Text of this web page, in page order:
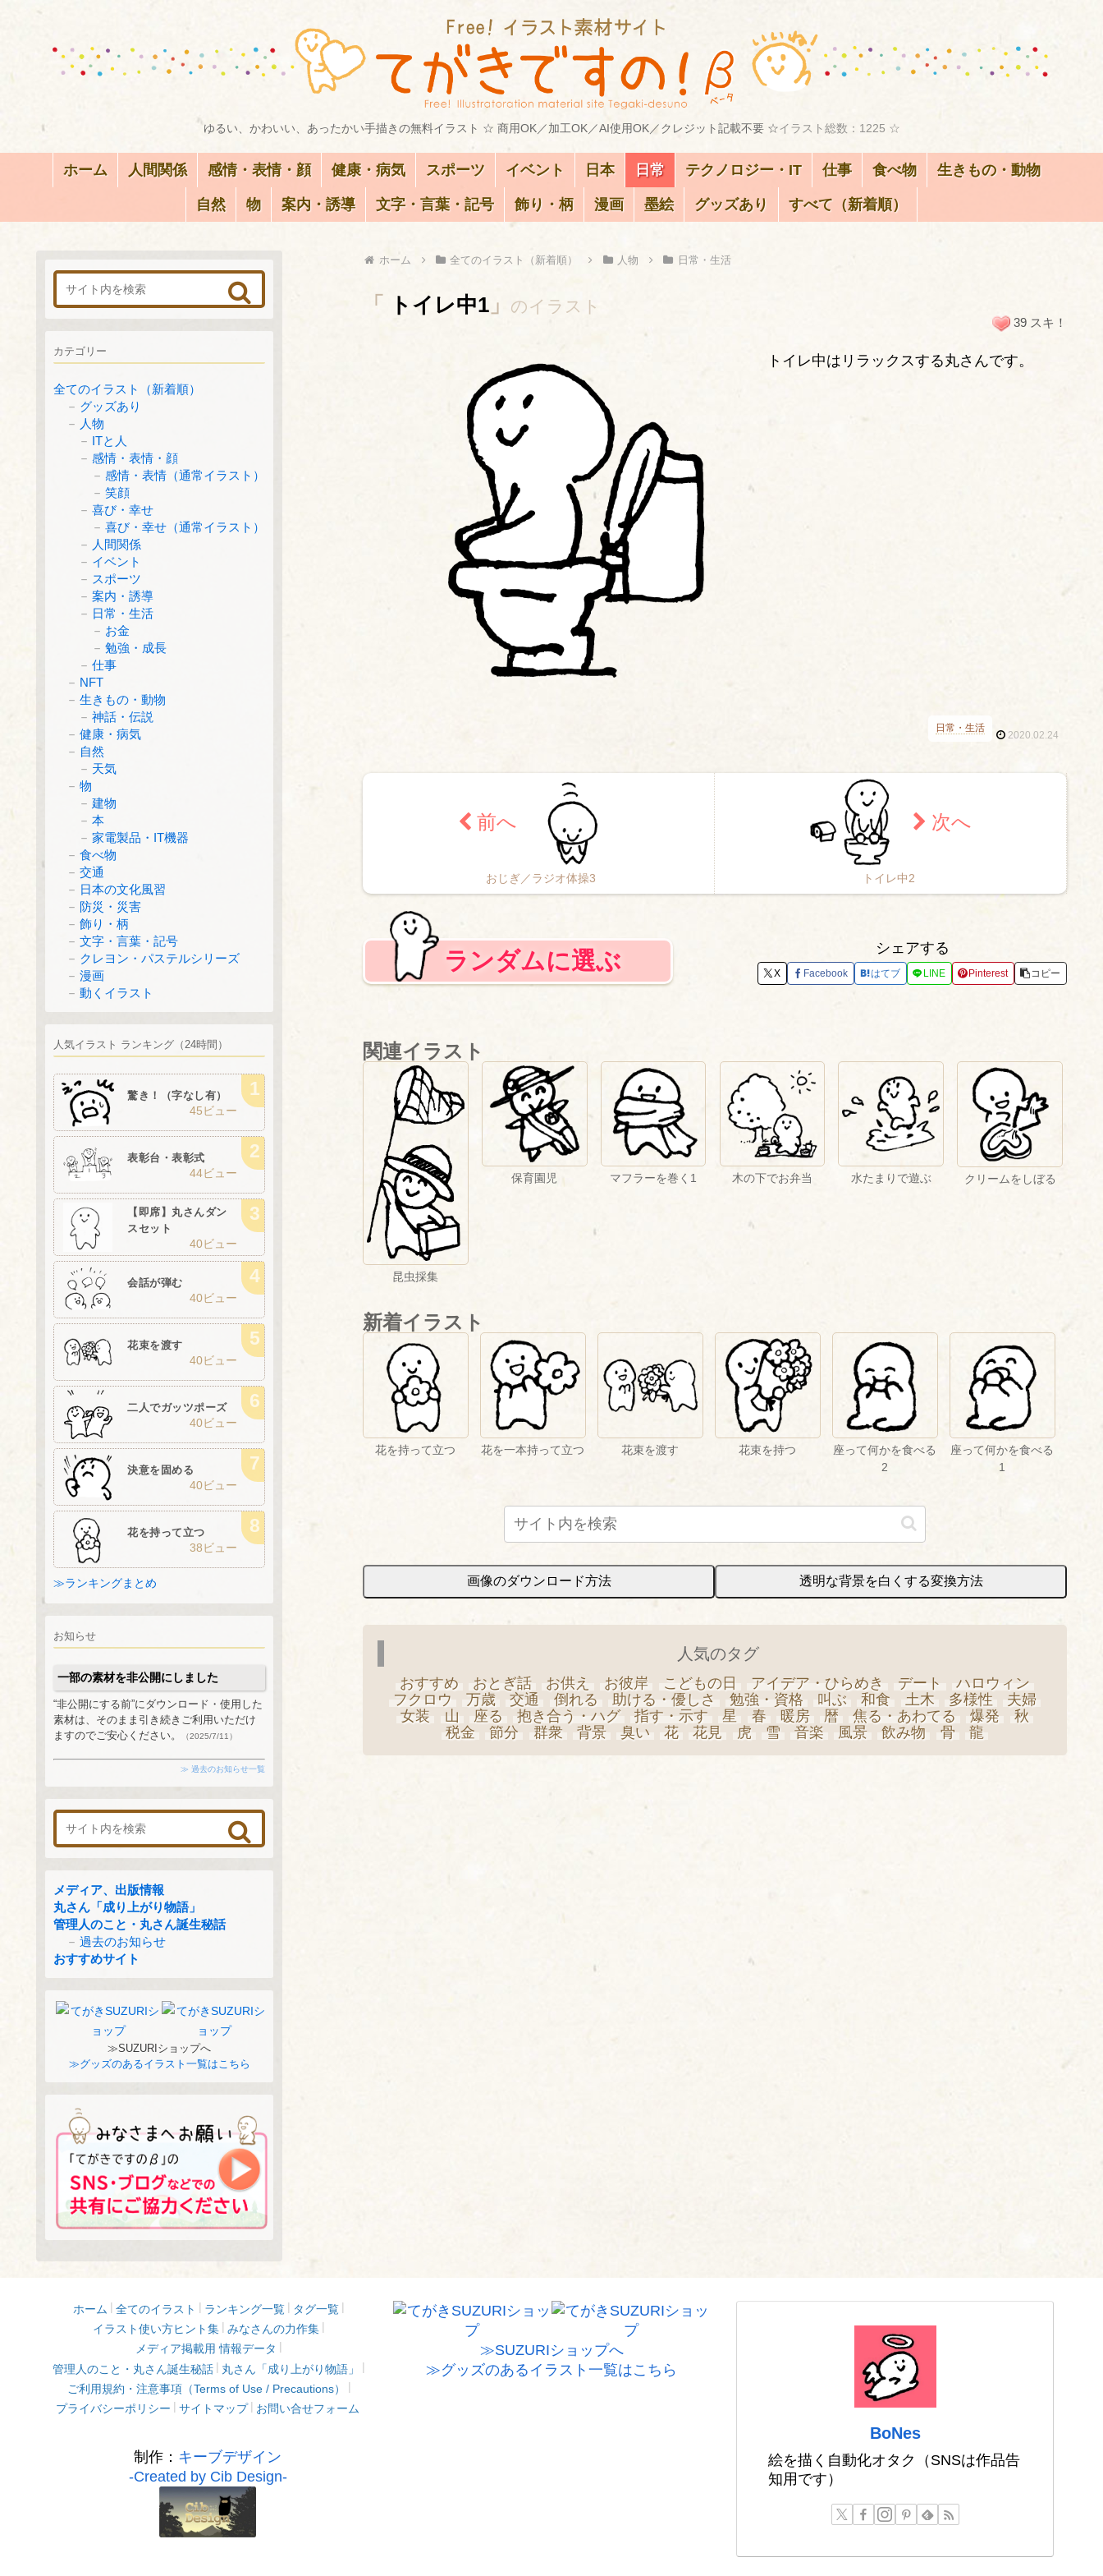
ゆるい、かわいい、あったかい手描きの無料イラスト ☆ 商用OK／加工OK／AI使用OK／クレジット記載不要 ☆イラスト総数：1225 ☆
ホーム 人間関係 感情・表情・顔 健康・病気 スポーツ イベント 日本 日常 テクノロジー・IT 仕事 食べ物 生きもの・動物
自然 物 案内・誘導 文字・言葉・記号 飾り・柄 漫画 墨絵 グッズあり すべて（新着順）
ホーム 全てのイラスト（新着順） 人物 日常・生活
「 トイレ中1 」 のイラスト
トイレ中はリラックスする丸さんです。
日常・生活
2020.02.24
39 スキ！
おじぎ／ラジオ体操3 トイレ中2
ランダムに選ぶ シェアする
X Facebook はてブ LINE Pinterest コピー
関連イラスト
昆虫採集
保育園児 マフラーを巻く1 木の下でお弁当 水たまりで遊ぶ クリームをしぼる
新着イラスト
花を持って立つ 花を一本持って立つ 花束を渡す 花束を持つ
座って何かを食べる
2
座って何かを食べる
1
画像のダウンロード方法 透明な背景を白くする変換方法
人気のタグ
おすすめ おとぎ話 お供え お彼岸 こどもの日 アイデア・ひらめき デート
ハロウィン
フクロウ
万歳 交通 倒れる 助ける・優しさ 勉強・資格 叫ぶ 和食 土木 多様性
夫婦
女装
山 座る 抱き合う・ハグ 指す・示す 星 春 暖房 暦 焦る・あわてる 爆発
秋
税金
節分 群衆 背景 臭い 花 花見 虎 雪 音楽 風景 飲み物 骨 龍
カテゴリー
全てのイラスト（新着順）
グッズあり
人物
ITと人
感情・表情・顔
感情・表情（通常イラスト）
笑顔
喜び・幸せ
喜び・幸せ（通常イラスト）
人間関係
イベント
スポーツ
案内・誘導
日常・生活
お金
勉強・成長
仕事
NFT
生きもの・動物
神話・伝説
健康・病気
自然
天気
物
建物
本
家電製品・IT機器
食べ物
交通
日本の文化風習
防災・災害
飾り・柄
文字・言葉・記号
クレヨン・パステルシリーズ
漫画
動くイラスト
人気イラスト ランキング（24時間）
驚き！（字なし有）
45ビュー
表彰台・表彰式
44ビュー
【即席】丸さんダン
スセット
40ビュー
会話が弾む
40ビュー
花束を渡す
40ビュー
二人でガッツポーズ
40ビュー
決意を固める
40ビュー
花を持って立つ
38ビュー
≫ランキングまとめ
お知らせ
一部の素材を非公開にしました
“非公開にする前”にダウンロード・使用した
素材は、そのまま引き続きご利用いただけ
ますのでご安心ください。
（2025/7/11）
≫ 過去のお知らせ一覧
メディア、出版情報
丸さん「成り上がり物語」
管理人のこと・丸さん誕生秘話
過去のお知らせ
おすすめサイト
≫SUZURIショップへ
≫グッズのあるイラスト一覧はこちら
ホーム 全てのイラスト ランキング一覧
タグ一覧
イラスト使い方ヒント集
みなさんの力作集
メディア掲載用 情報データ
管理人のこと・丸さん誕生秘話
丸さん「成り上がり物語」
ご利用規約・注意事項（Terms of Use / Precautions）
プライバシーポリシー
サイトマップ お問い合せフォーム
制作： キーブデザイン
-Created by Cib Design-
≫SUZURIショップへ
≫グッズのあるイラスト一覧はこちら
BoNes
絵を描く自動化オタク（SNSは作品告
知用です）